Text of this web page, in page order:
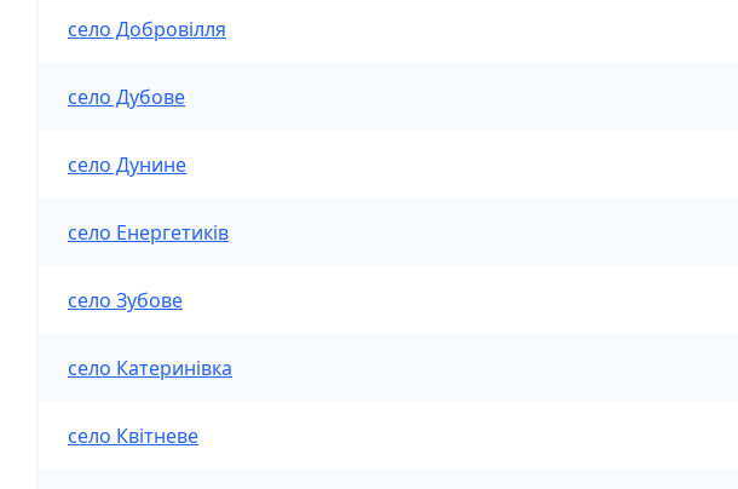
село Добровілля
село Дубове
село Дунине
село Енергетиків
село Зубове
село Катеринівка
село Квітневе